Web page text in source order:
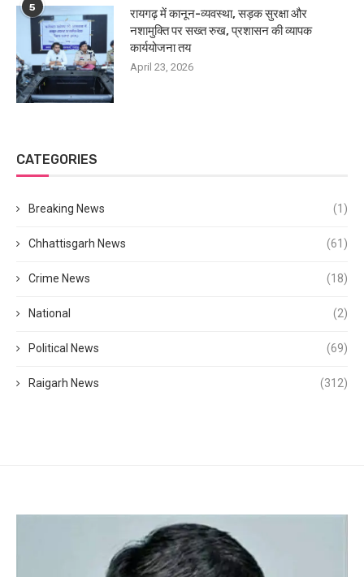
5
रायगढ़ में कानून-व्यवस्था, सड़क सुरक्षा और
नशामुक्ति पर सख्त रुख, प्रशासन की व्यापक
कार्ययोजना तय
April 23, 2026
CATEGORIES
Breaking News (1)
Chhattisgarh News (61)
Crime News (18)
National (2)
Political News (69)
Raigarh News (312)